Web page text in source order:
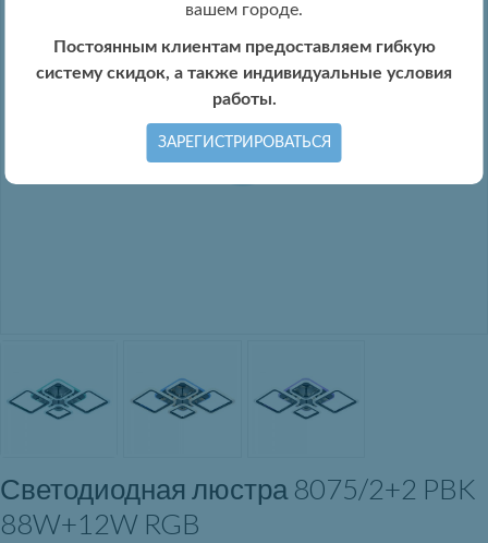
Светодиодная люстра 8075/2+2 PBK
88W+12W RGB
вашем городе.
Постоянным клиентам предоставляем гибкую
систему скидок, а также индивидуальные условия
работы.
ЗАРЕГИСТРИРОВАТЬСЯ